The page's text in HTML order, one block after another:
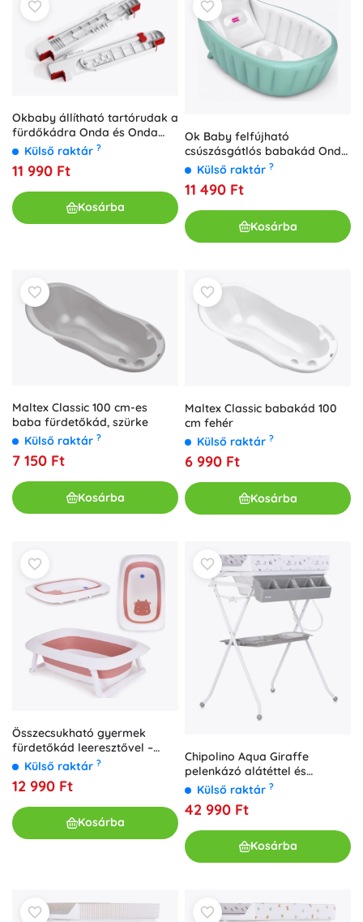
Okbaby állítható tartórudak a
fürdőkádra Onda és Onda
Evolution babakádakhoz (53–
Külső raktár ?
11 990 Ft
Kosárba
Ok Baby felfújható
csúszásgátlós babakád Onda
Baby Soft 0–12 hónapos korig
Külső raktár ?
11 490 Ft
Kosárba
Maltex Classic 100 cm-es
baba fürdetőkád, szürke
Külső raktár ?
7 150 Ft
Kosárba
Maltex Classic babakád 100
cm fehér
Külső raktár ?
6 990 Ft
Kosárba
Összecsukható gyermek
fürdetőkád leeresztővel –
Ecotoys – Rózsaszín
Külső raktár ?
12 990 Ft
Kosárba
Chipolino Aqua Giraffe
pelenkázó alátéttel és
állvánnyal fürdőkád
Külső raktár ?
42 990 Ft
Kosárba